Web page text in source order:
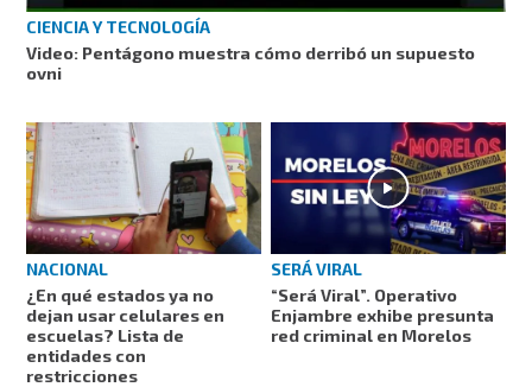
CIENCIA Y TECNOLOGÍA
Video: Pentágono muestra cómo derribó un supuesto
ovni
NACIONAL
¿En qué estados ya no
dejan usar celulares en
escuelas? Lista de
entidades con
restricciones
SERÁ VIRAL
“Será Viral”. Operativo
Enjambre exhibe presunta
red criminal en Morelos